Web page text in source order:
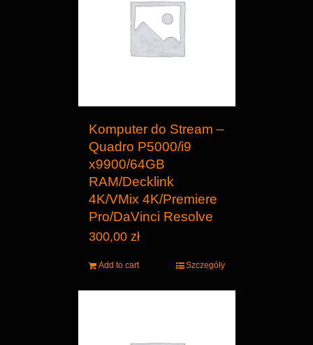
Komputer do Stream –
Quadro P5000/i9
x9900/64GB
RAM/Decklink
4K/VMix 4K/Premiere
Pro/DaVinci Resolve
300,00 zł
Add to cart Szczegóły